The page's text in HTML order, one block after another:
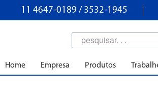
11 4647-0189 / 3532-1945
Home Empresa Produtos